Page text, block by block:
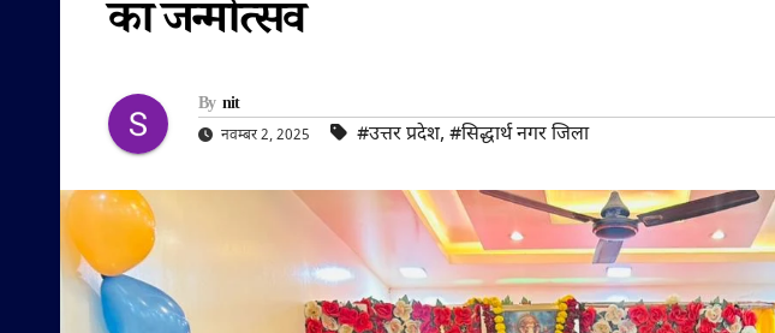
का जन्मोत्सव
By nit
नवम्बर 2, 2025 #उत्तर प्रदेश, #सिद्धार्थ नगर जिला